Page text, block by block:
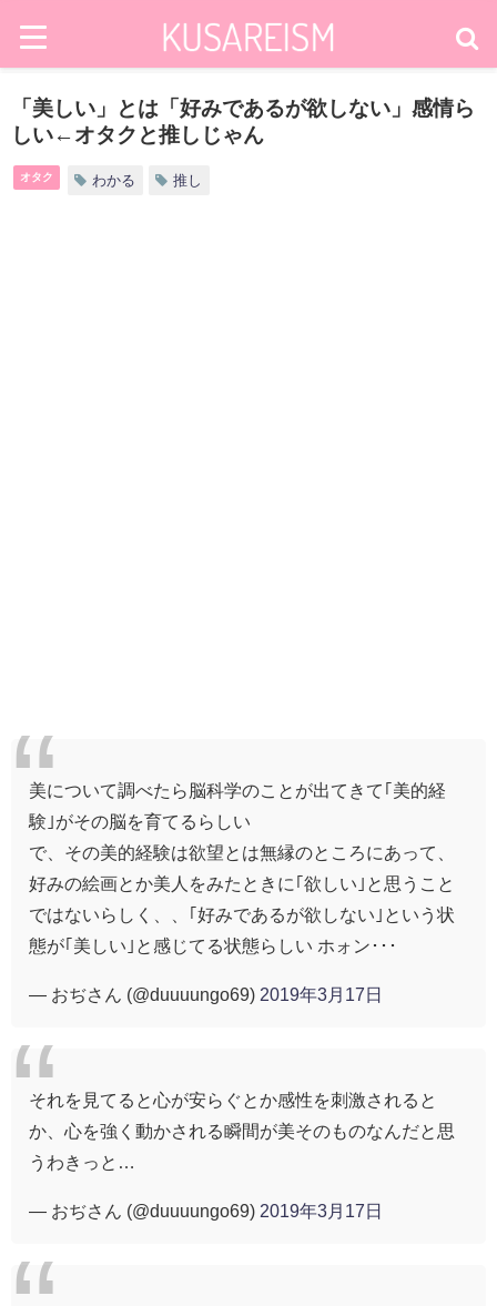
「美しい」とは「好みであるが欲しない」感情ら
しい←オタクと推しじゃん
オタク わかる 推し
美について調べたら脳科学のことが出てきて｢美的経
験｣がその脳を育てるらしい
で、その美的経験は欲望とは無縁のところにあって、
好みの絵画とか美人をみたときに｢欲しい｣と思うこと
ではないらしく、、｢好みであるが欲しない｣という状
態が｢美しい｣と感じてる状態らしい ホォン･･･
— おぢさん (@duuuungo69) 2019年3月17日
それを見てると心が安らぐとか感性を刺激されると
か、心を強く動かされる瞬間が美そのものなんだと思
うわきっと…
— おぢさん (@duuuungo69) 2019年3月17日